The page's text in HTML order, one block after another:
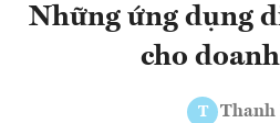
Những ứng dụng
cho
T Thanh